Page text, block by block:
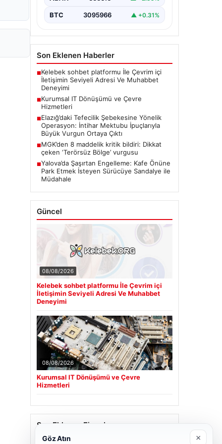
BTC 3095966 ▲ +0.31%
Son Eklenen Haberler
■Kelebek sohbet platformu İle Çevrim içi
İletişimin Seviyeli Adresi Ve Muhabbet
Deneyimi
■Kurumsal IT Dönüşümü ve Çevre
Hizmetleri
■Elazığ’daki Tefecilik Şebekesine Yönelik
Operasyon: İntihar Mektubu İpuçlarıyla
Büyük Vurgun Ortaya Çıktı
■MGK’den 8 maddelik kritik bildiri: Dikkat
çeken ‘Terörsüz Bölge’ vurgusu
■Yalova’da Şaşırtan Engelleme: Kafe Önüne
Park Etmek İsteyen Sürücüye Sandalye ile
Müdahale
Güncel
08/08/2026
Kelebek sohbet platformu İle Çevrim içi
İletişimin Seviyeli Adresi Ve Muhabbet
Deneyimi
08/08/2026
Kurumsal IT Dönüşümü ve Çevre
Hizmetleri
Son Eklenen Firmalar
Göz Atın ×